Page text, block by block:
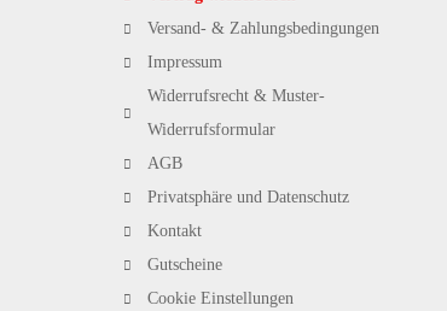
Versand- & Zahlungsbedingungen
Impressum
Widerrufsrecht & Muster-
Widerrufsformular
AGB
Privatsphäre und Datenschutz
Kontakt
Gutscheine
Cookie Einstellungen